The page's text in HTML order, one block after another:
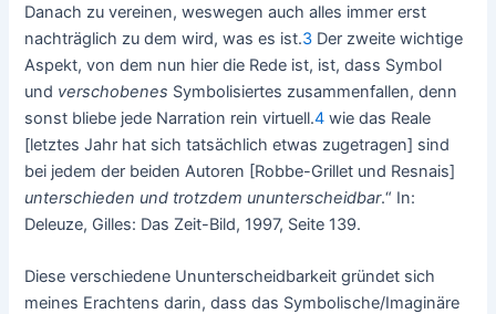
Danach zu vereinen, weswegen auch alles immer erst
nachträglich zu dem wird, was es ist.3 Der zweite wichtige
Aspekt, von dem nun hier die Rede ist, ist, dass Symbol
und verschobenes Symbolisiertes zusammenfallen, denn
sonst bliebe jede Narration rein virtuell.4 wie das Reale
[letztes Jahr hat sich tatsächlich etwas zugetragen] sind
bei jedem der beiden Autoren [Robbe-Grillet und Resnais]
unterschieden und trotzdem ununterscheidbar.“ In:
Deleuze, Gilles: Das Zeit-Bild, 1997, Seite 139.
Diese verschiedene Ununterscheidbarkeit gründet sich
meines Erachtens darin, dass das Symbolische/Imaginäre